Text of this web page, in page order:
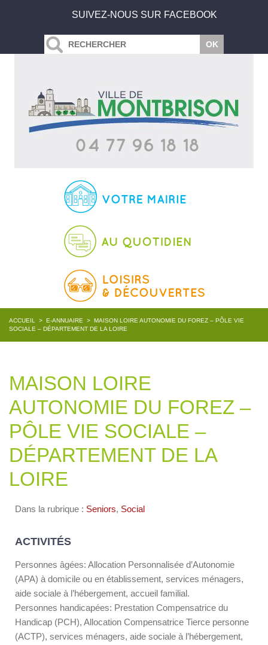
SUIVEZ-NOUS SUR FACEBOOK
ACCUEIL > E-ANNUAIRE > MAISON LOIRE AUTONOMIE DU FOREZ – PÔLE VIE
SOCIALE – DÉPARTEMENT DE LA LOIRE
MAISON LOIRE
AUTONOMIE DU FOREZ –
PÔLE VIE SOCIALE –
DÉPARTEMENT DE LA
LOIRE
Dans la rubrique : Seniors, Social
ACTIVITÉS
Personnes âgées: Allocation Personnalisée d’Autonomie
(APA) à domicile ou en établissement, services ménagers,
aide sociale à l’hébergement, accueil familial.
Personnes handicapées: Prestation Compensatrice du
Handicap (PCH), Allocation Compensatrice Tierce personne
(ACTP), services ménagers, aide sociale à l’hébergement,